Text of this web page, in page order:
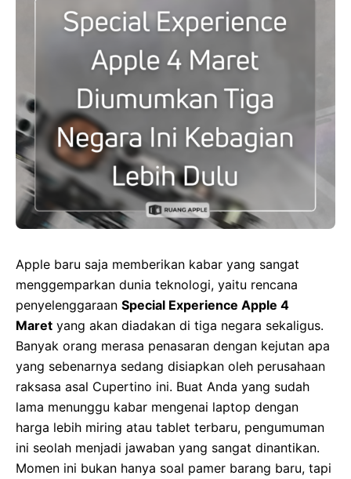
Apple baru saja memberikan kabar yang sangat
menggemparkan dunia teknologi, yaitu rencana
penyelenggaraan Special Experience Apple 4
Maret yang akan diadakan di tiga negara sekaligus.
Banyak orang merasa penasaran dengan kejutan apa
yang sebenarnya sedang disiapkan oleh perusahaan
raksasa asal Cupertino ini. Buat Anda yang sudah
lama menunggu kabar mengenai laptop dengan
harga lebih miring atau tablet terbaru, pengumuman
ini seolah menjadi jawaban yang sangat dinantikan.
Momen ini bukan hanya soal pamer barang baru, tapi